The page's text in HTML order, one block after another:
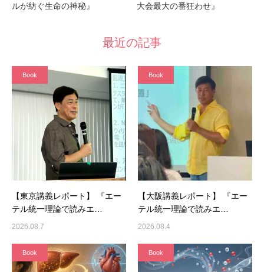
ルが紡ぐ生命の神秘』
大会最大の番狂わせ』
最近の記事
Book
【東京講義レポート】 『エー
テル統一理論で読みエ…
2026.08.7
Book
【大阪講義レポート】 『エー
テル統一理論で読みエ…
2026.08.4
Book Book